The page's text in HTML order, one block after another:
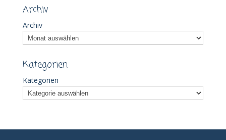
Archiv
Archiv
Kategorien
Kategorien